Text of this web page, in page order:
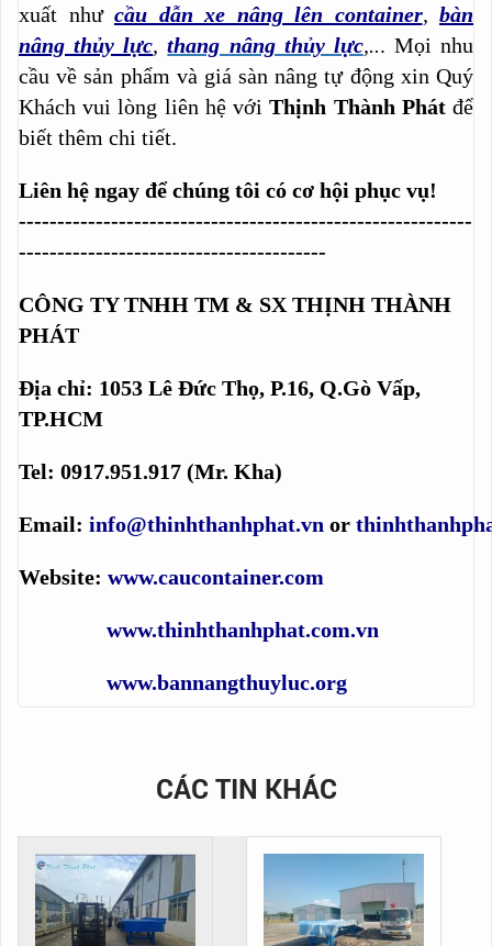
xuất như cầu dẫn xe nâng lên container, bàn
nâng thủy lực,thang nâng thủy lực,... Mọi nhu
cầu về sản phẩm và giá sàn nâng tự động xin Quý
Khách vui lòng liên hệ vớiThịnh Thành Phátđể
biết thêm chi tiết.
Liên hệ ngay để chúng tôi có cơ hội phục vụ!
-----------------------------------------------------------
----------------------------------------
CÔNG TY TNHH TM & SX THỊNH THÀNH
PHÁT
Địa chỉ: 1053 Lê Đức Thọ, P.16, Q.Gò Vấp,
TP.HCM
Tel: 0917.951.917 (Mr. Kha)
Email: info@thinhthanhphat.vn or
Website: www.caucontainer.com
www.thinhthanhphat.com.vn
www.bannangthuyluc.org
CÁC TIN KHÁC